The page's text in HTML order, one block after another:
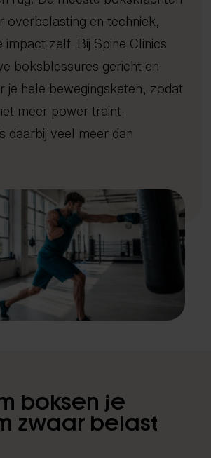
en nekklachten
shockwave therapie
technieken
(IHHT)
en nabij-infraroodtherapie
therapie
inzicht
worden
& Werkvitaliteit
artikelen
overbelasting en techniek,
zelf. Bij Spine Clinics
boksblessures gericht en
je hele bewegingsketen, zodat
meer power traint.
daarbij veel meer dan
boksen je
zwaar belast